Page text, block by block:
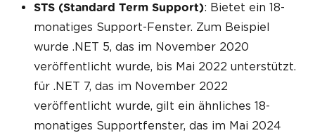
STS (Standard Term Support): Bietet ein 18-
monatiges Support-Fenster. Zum Beispiel
wurde .NET 5, das im November 2020
veröffentlicht wurde, bis Mai 2022 unterstützt.
für .NET 7, das im November 2022
veröffentlicht wurde, gilt ein ähnliches 18-
monatiges Supportfenster, das im Mai 2024